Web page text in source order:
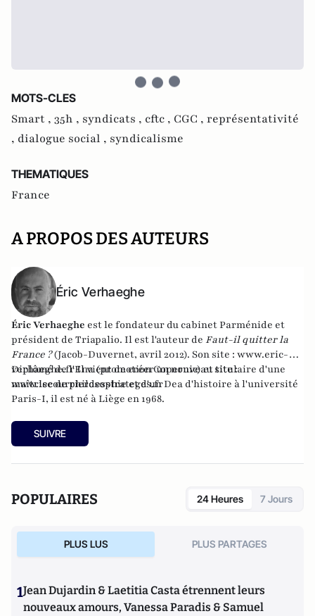
MOTS-CLES
Smart , 35h , syndicats , cftc , CGC , représentativité
, dialogue social , syndicalisme
THEMATIQUES
France
A PROPOS DES AUTEURS
Éric Verhaeghe
Éric Verhaeghe est le fondateur du cabinet Parménide et
président de Triapalio. Il est l'auteur de Faut-il quitter la
France ?(Jacob-Duvernet, avril 2012). Son site : www.eric-
verhaeghe.frIl vient de créer un nouveau site :
www.lecourrierdesstrateges.fr
Diplômé de l'Ena (promotion Copernic) et titulaire d'une
maîtrise de philosophie et d'un Dea d'histoire à l'université
Paris-I, il est né à Liège en 1968.
SUIVRE
POPULAIRES 24 Heures 7 Jours
PLUS LUS PLUS PARTAGES
1Jean Dujardin & Laetitia Casta étrennent leurs
nouveaux amours, Vanessa Paradis & Samuel